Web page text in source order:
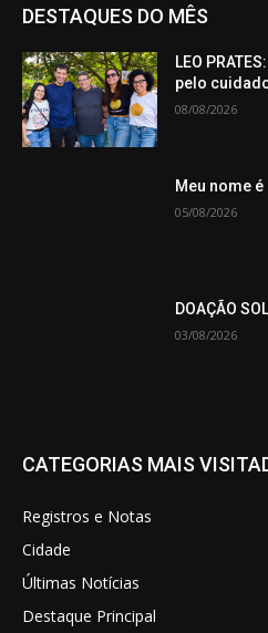
DESTAQUES DO MÊS
LEO
pelo
08/08/2026
Meu nome
05/08/2026
DOAÇÃO
03/08/2026
CATEGORIAS MAIS
Registros e Notas
Cidade
Últimas Notícias
Destaque Principal